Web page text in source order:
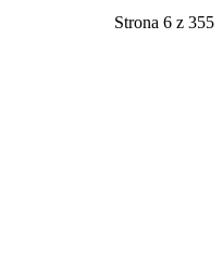
Strona 6 z 355